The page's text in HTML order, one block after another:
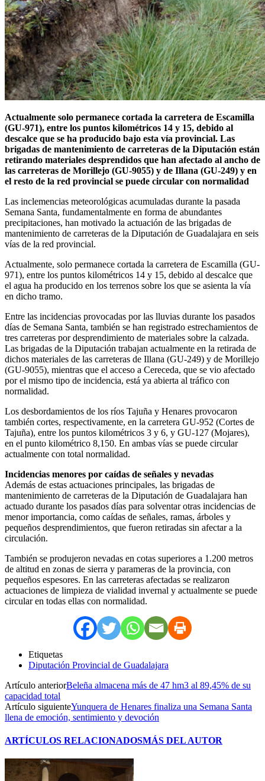
Actualmente solo permanece cortada la carretera de Escamilla
(GU-971), entre los puntos kilométricos 14 y 15, debido al
descalce que se ha producido bajo esta vía provincial. Las
brigadas de mantenimiento de carreteras de la Diputación están
retirando materiales desprendidos que han afectado al ancho de
las carreteras de Morillejo (GU-9055) y de Illana (GU-249) y en
el resto de la red provincial se puede circular con normalidad
Las inclemencias meteorológicas acumuladas durante la pasada
Semana Santa, fundamentalmente en forma de abundantes
precipitaciones, han motivado la actuación de las brigadas de
mantenimiento de carreteras de la Diputación de Guadalajara en seis
vías de la red provincial.
Actualmente, solo permanece cortada la carretera de Escamilla (GU-
971), entre los puntos kilométricos 14 y 15, debido al descalce que
el agua ha producido en los terrenos sobre los que se asienta la vía
en dicho tramo.
Entre las incidencias provocadas por las lluvias durante los pasados
días de Semana Santa, también se han registrado estrechamientos de
tres carreteras por desprendimiento de materiales sobre la calzada.
Las brigadas de la Diputación trabajan actualmente en la retirada de
dichos materiales de las carreteras de Illana (GU-249) y de Morillejo
(GU-9055), mientras que el acceso a Cereceda, que se vio afectado
por el mismo tipo de incidencia, está ya abierta al tráfico con
normalidad.
Los desbordamientos de los ríos Tajuña y Henares provocaron
también cortes, respectivamente, en la carretera GU-952 (Cortes de
Tajuña), entre los puntos kilométricos 3 y 6, y GU-127 (Mojares),
en el punto kilométrico 8,150. En ambas vías se puede circular
actualmente con total normalidad.
Incidencias menores por caídas de señales y nevadas
Además de estas actuaciones principales, las brigadas de
mantenimiento de carreteras de la Diputación de Guadalajara han
actuado durante los pasados días para solventar otras incidencias de
menor importancia, como caídas de señales, ramas, árboles y
pequeños desprendimientos, que fueron retiradas sin afectar a la
circulación.
También se produjeron nevadas en cotas superiores a 1.200 metros
de altitud en zonas de sierra y parameras de la provincia, con
pequeños espesores. En las carreteras afectadas se realizaron
actuaciones de limpieza de vialidad invernal y actualmente se puede
circular en todas ellas con normalidad.
Etiquetas
Diputación Provincial de Guadalajara
Artículo anteriorBeleña almacena más de 47 hm3 al 89,45% de su
capacidad total
Artículo siguienteYunquera de Henares finaliza una Semana Santa
llena de emoción, sentimiento y devoción
ARTÍCULOS RELACIONADOSMÁS DEL AUTOR